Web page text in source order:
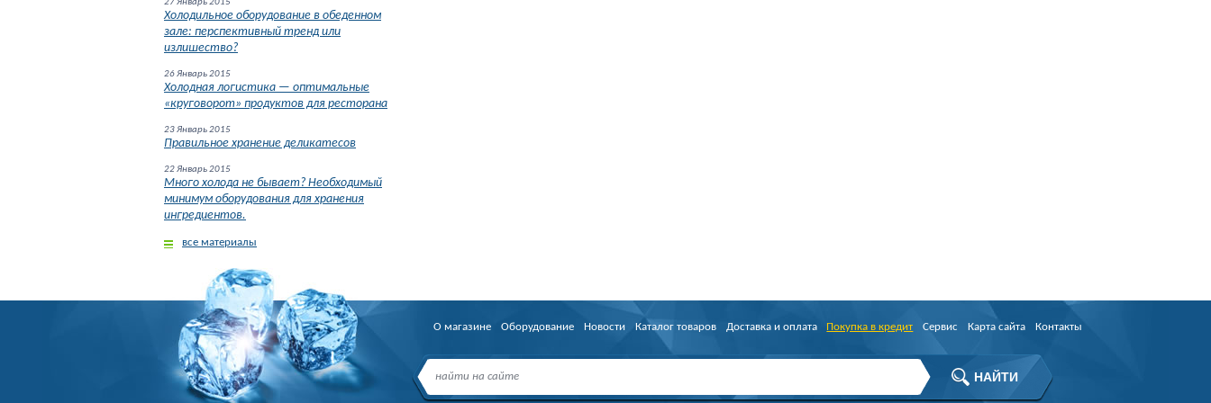
27 Январь 2015
Холодильное оборудование в обеденном
зале: перспективный тренд или
излишество?
26 Январь 2015
Холодная логистика — оптимальные
«круговорот» продуктов для ресторана
23 Январь 2015
Правильное хранение деликатесов
22 Январь 2015
Много холода не бывает? Необходимый
минимум оборудования для хранения
ингредиентов.
все материалы
О магазине Оборудование Новости Каталог товаров Доставка и оплата Покупка в кредит Сервис Карта сайта Контакты